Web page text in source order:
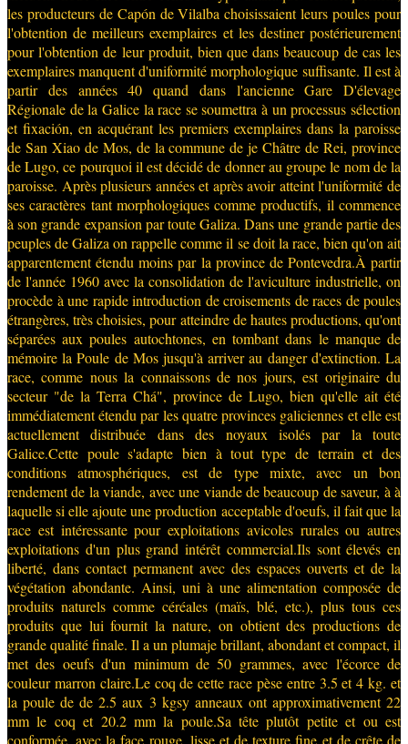
les producteurs de Capón de Vilalba choisissaient leurs poules pour
l'obtention de meilleurs exemplaires et les destiner postérieurement
pour l'obtention de leur produit, bien que dans beaucoup de cas les
exemplaires manquent d'uniformité morphologique suffisante. Il est à
partir des années 40 quand dans l'ancienne Gare D'élevage
Régionale de la Galice la race se soumettra à un processus sélection
et fixación, en acquérant les premiers exemplaires dans la paroisse
de San Xiao de Mos, de la commune de je Châtre de Rei, province
de Lugo, ce pourquoi il est décidé de donner au groupe le nom de la
paroisse. Après plusieurs années et après avoir atteint l'uniformité de
ses caractères tant morphologiques comme productifs, il commence
à son grande expansion par toute Galiza. Dans une grande partie des
peuples de Galiza on rappelle comme il se doit la race, bien qu'on ait
apparentement étendu moins par la province de Pontevedra.À partir
de l'année 1960 avec la consolidation de l'aviculture industrielle, on
procède à une rapide introduction de croisements de races de poules
étrangères, très choisies, pour atteindre de hautes productions, qu'ont
séparées aux poules autochtones, en tombant dans le manque de
mémoire la Poule de Mos jusqu'à arriver au danger d'extinction. La
race, comme nous la connaissons de nos jours, est originaire du
secteur "de la Terra Chá", province de Lugo, bien qu'elle ait été
immédiatement étendu par les quatre provinces galiciennes et elle est
actuellement distribuée dans des noyaux isolés par la toute
Galice.Cette poule s'adapte bien à tout type de terrain et des
conditions atmosphériques, est de type mixte, avec un bon
rendement de la viande, avec une viande de beaucoup de saveur, à à
laquelle si elle ajoute une production acceptable d'oeufs, il fait que la
race est intéressante pour exploitations avicoles rurales ou autres
exploitations d'un plus grand intérêt commercial.Ils sont élevés en
liberté, dans contact permanent avec des espaces ouverts et de la
végétation abondante. Ainsi, uni à une alimentation composée de
produits naturels comme céréales (maïs, blé, etc.), plus tous ces
produits que lui fournit la nature, on obtient des productions de
grande qualité finale. Il a un plumaje brillant, abondant et compact, il
met des oeufs d'un minimum de 50 grammes, avec l'écorce de
couleur marron claire.Le coq de cette race pèse entre 3.5 et 4 kg. et
la poule de de 2.5 aux 3 kgsy anneaux ont approximativement 22
mm le coq et 20.2 mm la poule.Sa tête plutôt petite et ou est
conformée, avec la face rouge, lisse et de texture fine et de crête de